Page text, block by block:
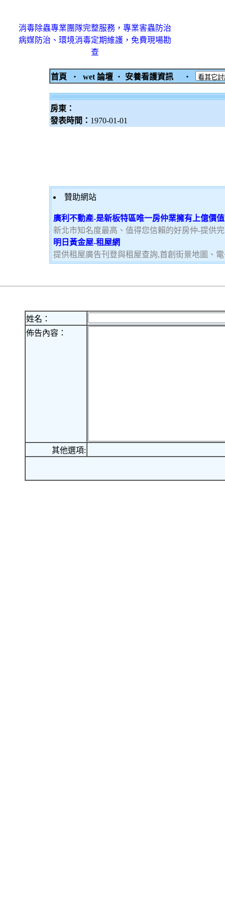
消毒除蟲專業團隊完整服務，專業害蟲防治
病媒防治、環境消毒定期維護，免費現場勘
查
首頁 ‧ wet 論壇 ‧ 安養看護資訊 ‧
房東：
發表時間： 1970-01-01
贊助網站
廣利不動產-是新板特區唯一房仲業擁有上億價
新北市知名度最高、值得您信賴的好房仲-提供
明日黃金屋-租屋網
提供租屋廣告刊登與租屋查詢,首創街景地圖、
姓名：
佈告內容：
其他選項: